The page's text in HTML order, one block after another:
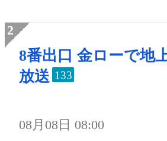
8番出口 金ローで地
放送 133
08月08日 08:00